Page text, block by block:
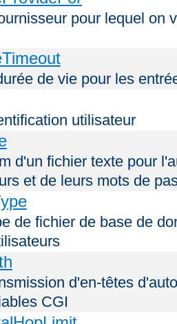
pour lequel on
de vie pour les
utilisateur
d'un fichier texte pour
et de leurs mots de
de fichier de base de
d'en-têtes
CGI